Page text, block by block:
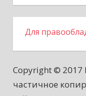
Для
Copyright ©
частичное